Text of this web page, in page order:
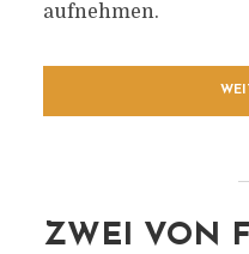
aufnehmen.
ZWEI VON